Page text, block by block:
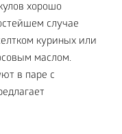
хорошо
случае
куриных или
маслом.
в паре с